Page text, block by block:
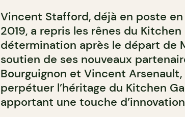
Vincent Stafford, déjà en poste
2019, a repris les rênes du
détermination après le départ de
soutien de ses nouveaux
Bourguignon et Vincent
perpétuer l’héritage du Kitchen
apportant une touche